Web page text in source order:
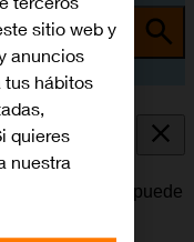
Apple Watch, puede
sitio web y
anuncios
tus hábitos
quieres
nuestra